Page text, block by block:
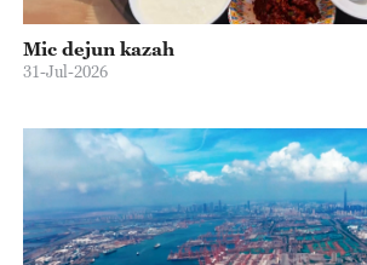
Mic dejun kazah
31-Jul-2026